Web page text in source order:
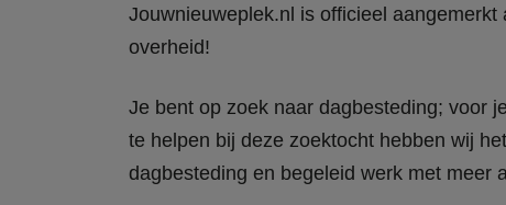
Jouwnieuweplek.nl is officieel
overheid!
Je bent op zoek naar dagbesteding; voor
te helpen bij deze zoektocht hebben wij
dagbesteding en begeleid werk met meer